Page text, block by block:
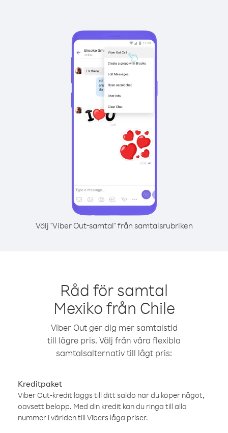
Välj "Viber Out-samtal" från samtalsrubriken
Råd för samtal
Mexiko från Chile
Viber Out ger dig mer samtalstid
till lägre pris. Välj från våra flexibla
samtalsalternativ till lågt pris:
Kreditpaket
Viber Out-kredit läggs till ditt saldo när du köper något,
oavsett belopp. Med din kredit kan du ringa till alla
nummer i världen till Vibers låga priser.